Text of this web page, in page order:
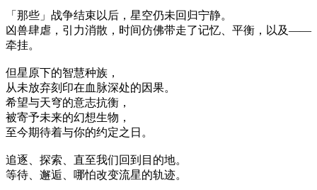
「那些」战争结束以后，星空仍未回归宁静。
凶兽肆虐，引力消散，时间仿佛带走了记忆、平衡，以及——
牵挂。
但星原下的智慧种族，
从未放弃刻印在血脉深处的因果。
希望与天穹的意志抗衡，
被寄予未来的幻想生物，
至今期待着与你的约定之日。
追逐、探索、直至我们回到目的地。
等待、邂逅、哪怕改变流星的轨迹。